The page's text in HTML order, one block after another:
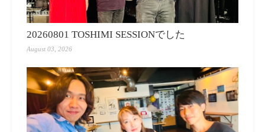
20260801 TOSHIMI SESSIONでした
August 03, 2026